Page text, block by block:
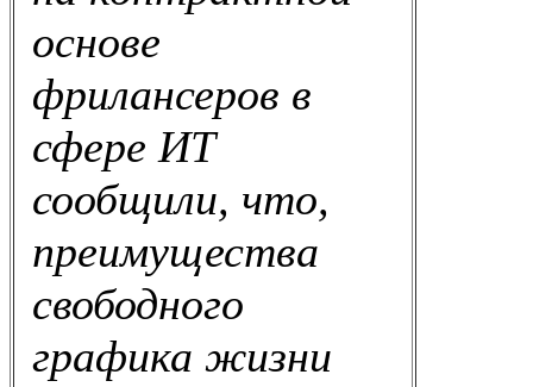
основе
фрилансеров в
сфере ИТ
сообщили, что,
преимущества
свободного
графика жизни